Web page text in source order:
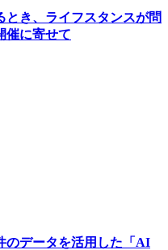
き、ライフスタンスが問
催に寄せて
のデータを活用した「AI